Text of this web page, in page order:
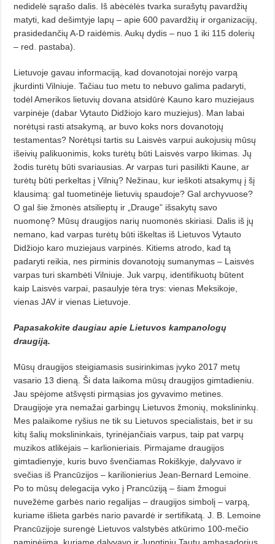
nedidelė sąrašo dalis. Iš abėcėlės tvarka surašytų pavardžių
matyti, kad dešimtyje lapų – apie 600 pavardžių ir organizacijų,
prasidedančių A-D raidėmis. Aukų dydis – nuo 1 iki 115 dolerių
– red. pastaba).
Lietuvoje gavau informaciją, kad dovanotojai norėjo varpą
įkurdinti Vilniuje. Tačiau tuo metu to nebuvo galima padaryti,
todėl Amerikos lietuvių dovana atsidūrė Kauno karo muziejaus
varpinėje (dabar Vytauto Didžiojo karo muziejus). Man labai
norėtųsi rasti atsakymą, ar buvo koks nors dovanotojų
testamentas? Norėtųsi tartis su Laisvės varpui aukojusių mūsų
išeivių palikuonimis, koks turėtų būti Laisvės varpo likimas. Jų
žodis turėtų būti svariausias. Ar varpas turi pasilikti Kaune, ar
turėtų būti perkeltas į Vilnių? Nežinau, kur ieškoti atsakymų į šį
klausimą: gal tuometinėje lietuvių spaudoje? Gal archyvuose?
O gal šie žmonės atsilieptų ir „Drauge” išsakytų savo
nuomonę? Mūsų draugijos narių nuomonės skiriasi. Dalis iš jų
nemano, kad varpas turėtų būti iškeltas iš Lietuvos Vytauto
Didžiojo karo muziejaus varpinės. Kitiems atrodo, kad tą
padaryti reikia, nes pirminis dovanotojų sumanymas – Laisvės
varpas turi skambėti Vilniuje. Juk varpų, identifikuotų būtent
kaip Laisvės varpai, pasaulyje tėra trys: vienas Meksikoje,
vienas JAV ir vienas Lietuvoje.
Papasakokite daugiau apie Lietuvos kampanologų
draugiją.
Mūsų draugijos steigiamasis susirinkimas įvyko 2017 metų
vasario 13 dieną. Ši data laikoma mūsų draugijos gimtadieniu.
Jau spėjome atšvęsti pirmąsias jos gyvavimo metines.
Draugijoje yra nemažai garbingų Lietuvos žmonių, mokslininkų.
Mes palaikome ryšius ne tik su Lietuvos specialistais, bet ir su
kitų šalių mokslininkais, tyrinėjančiais varpus, taip pat varpų
muzikos atlikėjais – karlionieriais. Pirmajame draugijos
gimtadienyje, kuris buvo švenčiamas Rokiškyje, dalyvavo ir
svečias iš Prancūzijos – karilionierius Jean-Bernard Lemoine.
Po to mūsų delegacija vyko į Prancūziją – šiam žmogui
nuvežėme garbės nario regalijas – draugijos simbolį – varpą,
kuriame išlieta garbės nario pavardė ir sertifikatą. J. B. Lemoine
Prancūzijoje surengė Lietuvos valstybės atkūrimo 100-mečio
paminėjimą, kuriame dalyvavo ir Jungtinių Tautų ambasadorius,